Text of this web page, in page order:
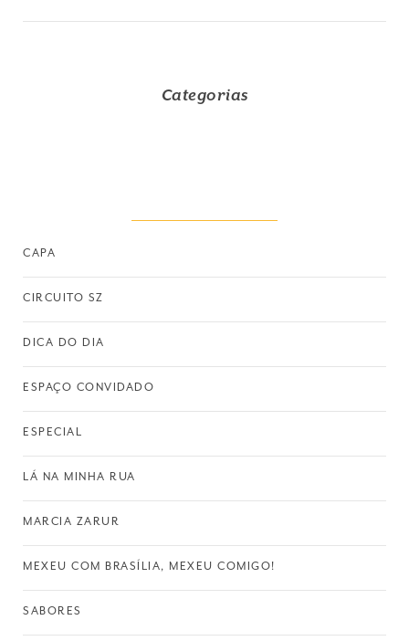
Categorias
CAPA
CIRCUITO SZ
DICA DO DIA
ESPAÇO CONVIDADO
ESPECIAL
LÁ NA MINHA RUA
MARCIA ZARUR
MEXEU COM BRASÍLIA, MEXEU COMIGO!
SABORES